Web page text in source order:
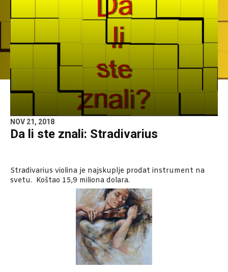
NOV 21, 2018
Da li ste znali: Stradivarius
Stradivarius violina je najskuplje prodat instrument na
svetu. Koštao 15,9 miliona dolara.